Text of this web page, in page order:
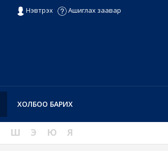
Нэвтрэх Ашиглах заавар
ХОЛБОО БАРИХ
Ш Э Ю Я